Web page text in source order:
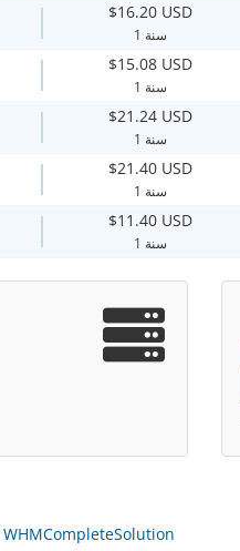
$16.20 USD
1 سنة
$15.08 USD
1 سنة
$21.24 USD
1 سنة
$21.40 USD
1 سنة
$11.40 USD
1 سنة
WHMCompleteSolution